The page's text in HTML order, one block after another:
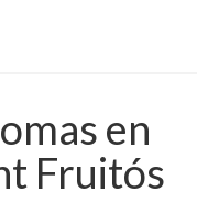
en
Fruitós